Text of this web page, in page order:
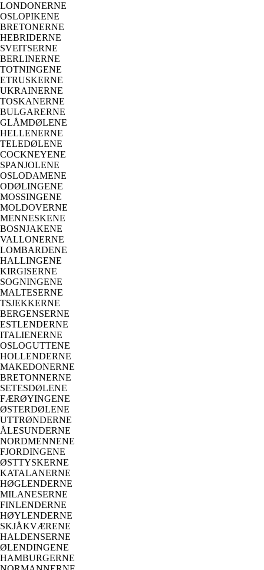
LONDONERNE
OSLOPIKENE
BRETONERNE
HEBRIDERNE
SVEITSERNE
BERLINERNE
TOTNINGENE
ETRUSKERNE
UKRAINERNE
TOSKANERNE
BULGARERNE
GLÅMDØLENE
HELLENERNE
TELEDØLENE
COCKNEYENE
SPANJOLENE
OSLODAMENE
ODØLINGENE
MOSSINGENE
MOLDOVERNE
MENNESKENE
BOSNJAKENE
VALLONERNE
LOMBARDENE
HALLINGENE
KIRGISERNE
SOGNINGENE
MALTESERNE
TSJEKKERNE
BERGENSERNE
ESTLENDERNE
ITALIENERNE
OSLOGUTTENE
HOLLENDERNE
MAKEDONERNE
BRETONNERNE
SETESDØLENE
FÆRØYINGENE
ØSTERDØLENE
UTTRØNDERNE
ÅLESUNDERNE
NORDMENNENE
FJORDINGENE
ØSTTYSKERNE
KATALANERNE
HØGLENDERNE
MILANESERNE
FINLENDERNE
HØYLENDERNE
SKJÅKVÆRENE
HALDENSERNE
ØLENDINGENE
HAMBURGERNE